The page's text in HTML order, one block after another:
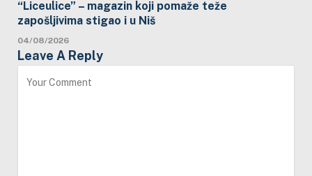
“Liceulice” – magazin koji pomaže teže
zapošljivima stigao i u Niš
04/08/2026
Leave A Reply